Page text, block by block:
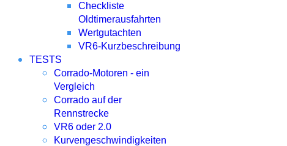
Checkliste
Oldtimerausfahrten
Wertgutachten
VR6-Kurzbeschreibung
TESTS
Corrado-Motoren - ein
Vergleich
Corrado auf der
Rennstrecke
VR6 oder 2.0
Kurvengeschwindigkeiten